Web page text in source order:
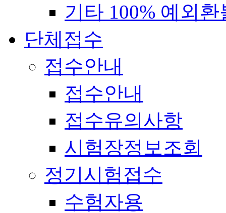
기타 100% 예외환
단체접수
접수안내
접수안내
접수유의사항
시험장정보조회
정기시험접수
수험자용